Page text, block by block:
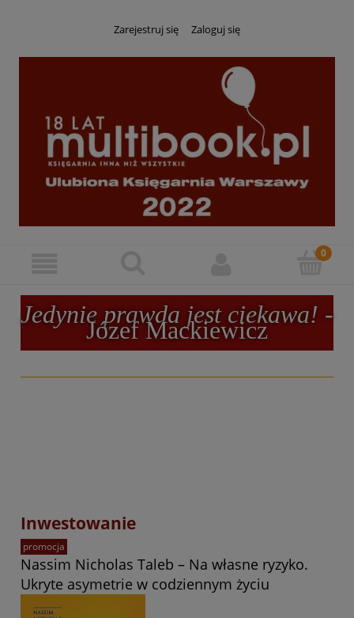
Zarejestruj się Zaloguj się
Jedynie prawda jest ciekawa! -
Józef Mackiewicz
Inwestowanie
Nassim Nicholas Taleb – Na własne ryzyko.
Ukryte asymetrie w codziennym życiu
promocja